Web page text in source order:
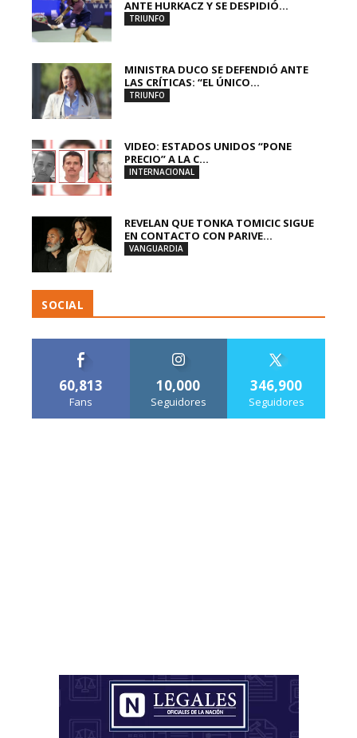
ANTE HURKACZ Y SE DESPIDIÓ...
TRIUNFO
MINISTRA DUCO SE DEFENDIÓ ANTE
LAS CRÍTICAS: “EL ÚNICO...
TRIUNFO
VIDEO: ESTADOS UNIDOS “PONE
PRECIO” A LA C...
INTERNACIONAL
REVELAN QUE TONKA TOMICIC SIGUE
EN CONTACTO CON PARIVE...
VANGUARDIA
SOCIAL
60,813
Fans
10,000
Seguidores
346,900
Seguidores